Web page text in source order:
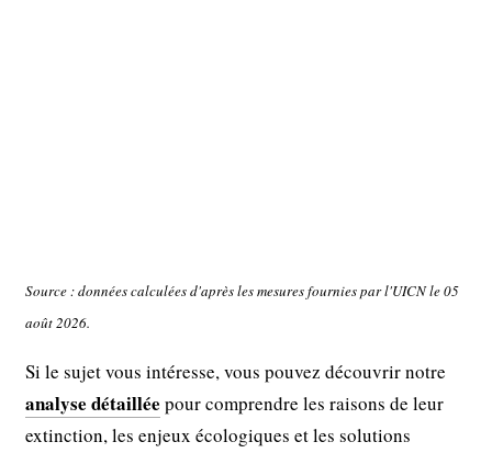
Source : données calculées d'après les mesures fournies par l'UICN le 05
août 2026.
Si le sujet vous intéresse, vous pouvez découvrir notre
analyse détaillée pour comprendre les raisons de leur
extinction, les enjeux écologiques et les solutions